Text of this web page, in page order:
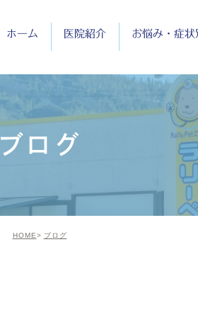
ホーム 医院紹介
院長紹介
診療時間
お悩み・症状
ブログ
HOME ブログ